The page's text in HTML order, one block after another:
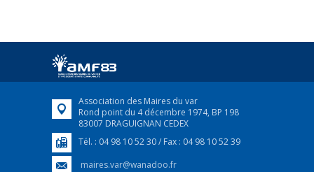
Afin d’accompagner au mieux les réfugiés
FEUILLETER
Association des Maires du var
Rond point du 4 décembre 1974, BP 198
83007 DRAGUIGNAN CEDEX
Tél. : 04 98 10 52 30 / Fax : 04 98 10 52 39
maires.var@wanadoo.fr